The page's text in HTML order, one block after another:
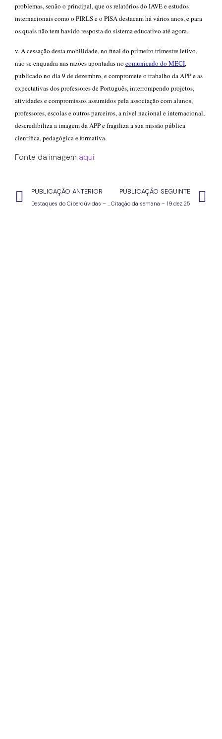
problemas, senão o principal, que os relatórios do IAVE e estudos
internacionais como o PIRLS e o PISA destacam há vários anos, e para
os quais não tem havido resposta do sistema educativo até agora.
v. A cessação desta mobilidade, no final do primeiro trimestre letivo,
não se enquadra nas razões apontadas no comunicado do MECI,
publicado no dia 9 de dezembro, e compromete o trabalho da APP e as
expectativas dos professores de Português, interrompendo projetos,
atividades e compromissos assumidos pela associação com alunos,
professores, escolas e outros parceiros, a nível nacional e internacional,
descredibiliza a imagem da APP e fragiliza a sua missão pública
científica, pedagógica e formativa.
Fonte da imagem aqui.
PUBLICAÇÃO ANTERIOR PUBLICAÇÃO SEGUINTE
Citação da semana – 19.dez.25